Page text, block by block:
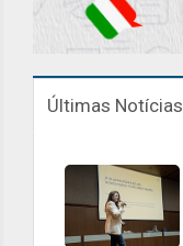
Últimas Notícias